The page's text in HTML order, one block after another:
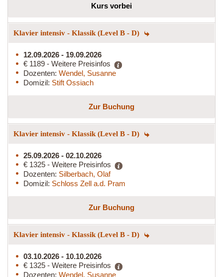
Kurs vorbei
Klavier intensiv - Klassik (Level B - D)
12.09.2026 - 19.09.2026
€ 1189 - Weitere Preisinfos
Dozenten: Wendel, Susanne
Domizil: Stift Ossiach
Zur Buchung
Klavier intensiv - Klassik (Level B - D)
25.09.2026 - 02.10.2026
€ 1325 - Weitere Preisinfos
Dozenten: Silberbach, Olaf
Domizil: Schloss Zell a.d. Pram
Zur Buchung
Klavier intensiv - Klassik (Level B - D)
03.10.2026 - 10.10.2026
€ 1325 - Weitere Preisinfos
Dozenten: Wendel, Susanne